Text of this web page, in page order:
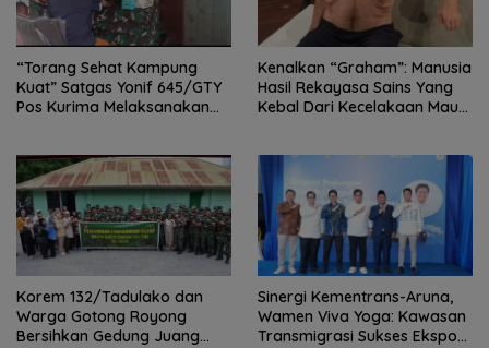
“Torang Sehat Kampung
Kuat” Satgas Yonif 645/GTY
Pos Kurima Melaksanakan
Kenalkan “Graham”: Manusia
Hasil Rekayasa Sains Yang
Kebal Dari Kecelakaan Maut
Korem 132/Tadulako dan
Warga Gotong Royong
Bersihkan Gedung Juang
Sinergi Kementrans-Aruna,
Wamen Viva Yoga: Kawasan
Transmigrasi Sukses Ekspor